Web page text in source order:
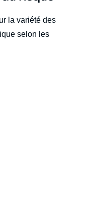
la variété des
selon les